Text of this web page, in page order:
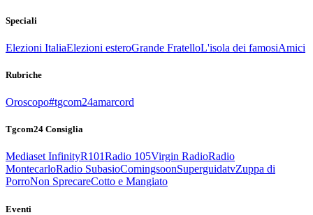
Speciali
Elezioni ItaliaElezioni esteroGrande FratelloL'isola dei famosiAmici
Rubriche
Oroscopo#tgcom24amarcord
Tgcom24 Consiglia
Mediaset InfinityR101Radio 105Virgin RadioRadio
MontecarloRadio SubasioComingsoonSuperguidatvZuppa di
PorroNon SprecareCotto e Mangiato
Eventi